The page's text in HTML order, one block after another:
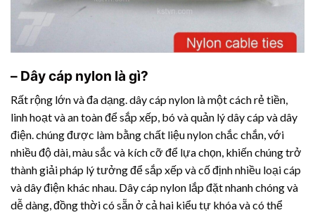
– Dây cáp nylon là gì?
Rất rộng lớn và đa dạng. dây cáp nylon là một cách rẻ tiền,
linh hoạt và an toàn để sắp xếp, bó và quản lý dây cáp và dây
điện. chúng được làm bằng chất liệu nylon chắc chắn, với
nhiều độ dài, màu sắc và kích cỡ để lựa chọn, khiến chúng trở
thành giải pháp lý tưởng để sắp xếp và cố định nhiều loại cáp
và dây điện khác nhau. Dây cáp nylon lắp đặt nhanh chóng và
dễ dàng, đồng thời có sẵn ở cả hai kiểu tự khóa và có thể